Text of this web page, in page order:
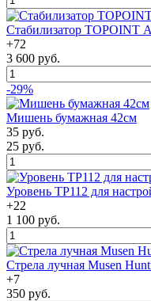
Стабилизатор
+72
3 600 руб.
-29%
Мишень бумажная 42см
35 руб.
25 руб.
Уровень TP112 для
+22
1 100 руб.
Стрела лучная Musen
+7
350 руб.